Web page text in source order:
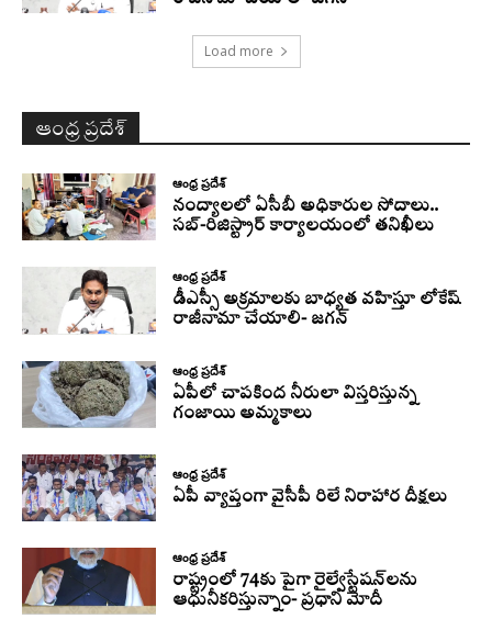
Load more
ఆంధ్ర ప్రదేశ్
ఆంధ్ర ప్రదేశ్
నంద్యాలలో ఏసీబీ అధికారుల సోదాలు..
సబ్-రిజిస్ట్రార్ కార్యాలయంలో తనిఖీలు
ఆంధ్ర ప్రదేశ్
డీఎస్సీ అక్రమాలకు బాధ్యత వహిస్తూ లోకేష్‌
రాజీనామా చేయాలి- జగన్
ఆంధ్ర ప్రదేశ్
ఏపీలో చాపకింద నీరులా విస్తరిస్తున్న
గంజాయి అమ్మకాలు
ఆంధ్ర ప్రదేశ్
ఏపీ వ్యాప్తంగా వైసీపీ రిలే నిరాహార దీక్షలు
ఆంధ్ర ప్రదేశ్
రాష్ట్రంలో 74కు పైగా రైల్వేస్టేషన్‌లను
ఆధునీకరిస్తున్నాం- ప్రధాని మోదీ